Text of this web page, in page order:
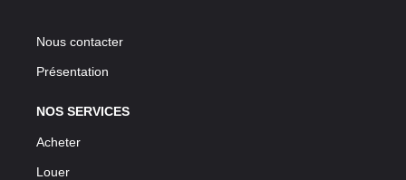
Nous contacter
Présentation
NOS SERVICES
Acheter
Louer